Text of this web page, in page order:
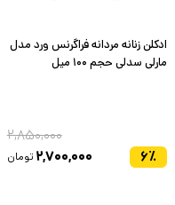
ادکلن زنانه مردانه فراگرنس ورد مدل
مارلی سدلی حجم ۱۰۰ میل
۶٪
۲,۸۵۰,۰۰۰
۲,۷۰۰,۰۰۰ تومان